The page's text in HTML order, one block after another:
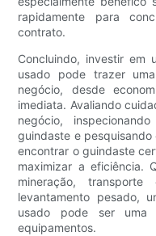
rapidamente para
contrato.
Concluindo, investir em
usado pode trazer
negócio, desde
imediata. Avaliando
negócio,
guindaste e
encontrar o guindaste
maximizar a eficiência.
mineração,
levantamento pesado,
usado pode ser
equipamentos.